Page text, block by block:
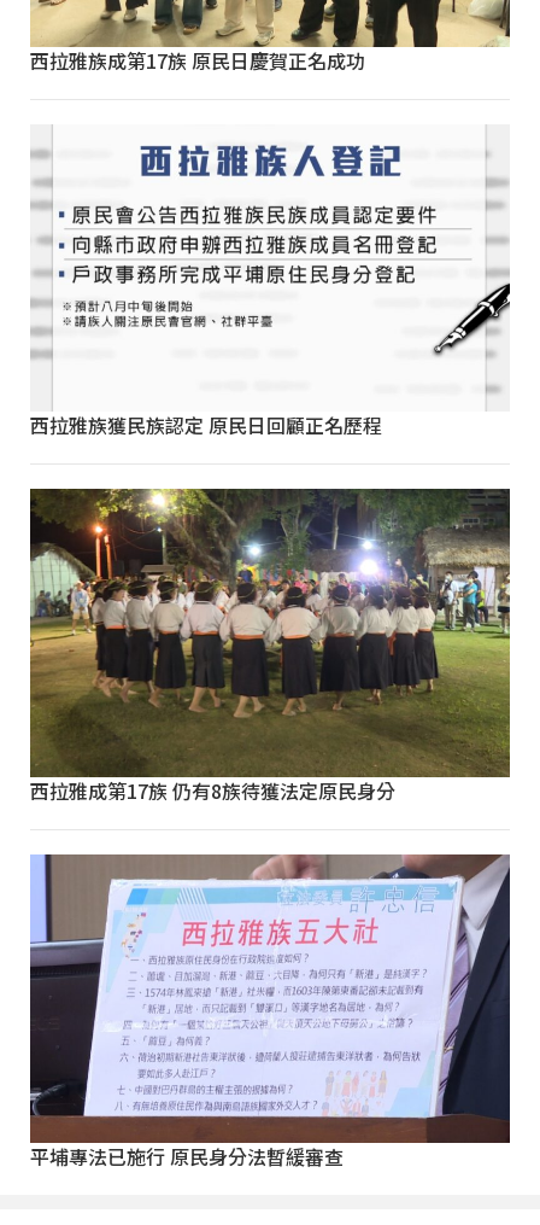
西拉雅族成第17族 原民日慶賀正名成功
西拉雅族獲民族認定 原民日回顧正名歷程
西拉雅成第17族 仍有8族待獲法定原民身分
平埔專法已施行 原民身分法暫緩審查